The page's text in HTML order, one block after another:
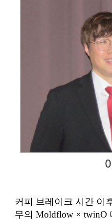
커피 브레이크 시간 이
무의 Moldflow × twinO